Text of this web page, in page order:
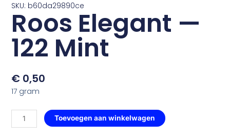
SKU: b60da29890ce
Roos Elegant —
122 Mint
€ 0,50
17 gram
Roos
Elegant
Toevoegen aan winkelwagen